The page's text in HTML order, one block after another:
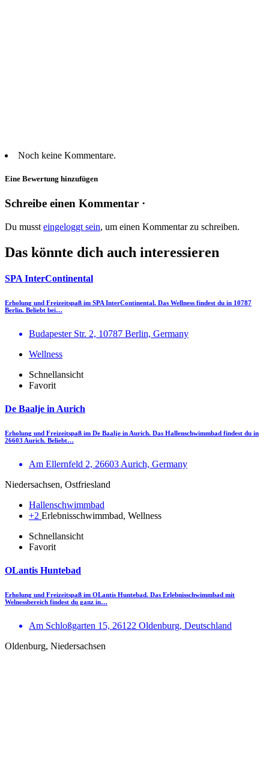
Noch keine Kommentare.
Eine Bewertung hinzufügen
Schreibe einen Kommentar ·
Du musst eingeloggt sein, um einen Kommentar zu schreiben.
Das könnte dich auch interessieren
SPA InterContinental
Erholung und Freizeitspaß im SPA InterContinental. Das Wellness findest du in 10787
Berlin. Beliebt bei…
Budapester Str. 2, 10787 Berlin, Germany
Wellness
Schnellansicht
Favorit
De Baalje in Aurich
Erholung und Freizeitspaß im De Baalje in Aurich. Das Hallenschwimmbad findest du in
26603 Aurich. Beliebt…
Am Ellernfeld 2, 26603 Aurich, Germany
Niedersachsen, Ostfriesland
Hallenschwimmbad
+2 Erlebnisschwimmbad, Wellness
Schnellansicht
Favorit
OLantis Huntebad
Erholung und Freizeitspaß im OLantis Huntebad. Das Erlebnisschwimmbad mit
Welnessbereich findest du ganz in…
Am Schloßgarten 15, 26122 Oldenburg, Deutschland
Oldenburg, Niedersachsen